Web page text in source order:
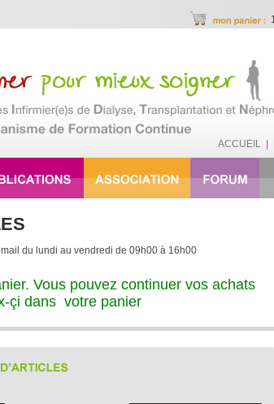
ACCUEIL
du lundi au vendredi de 09h00 à 16h00
Vous pouvez continuer vos achats
çi dans votre panier